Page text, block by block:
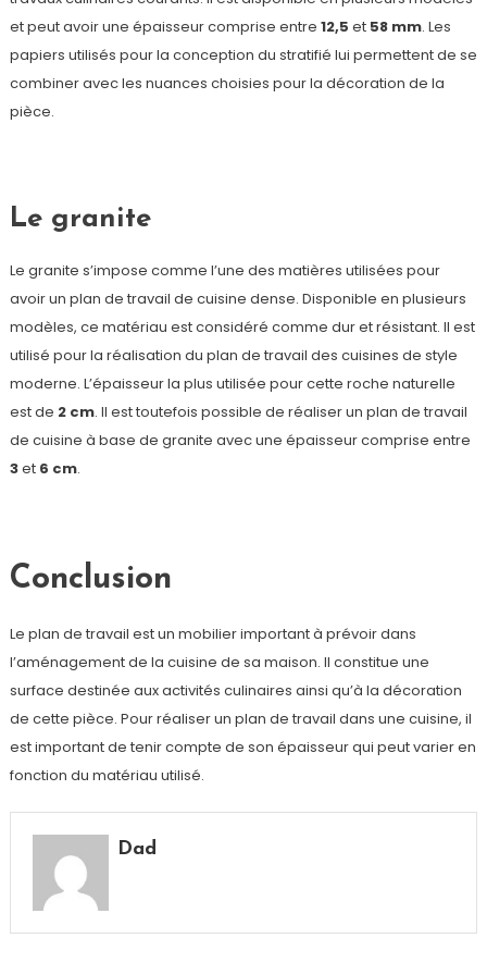
et peut avoir une épaisseur comprise entre 12,5 et 58 mm. Les
papiers utilisés pour la conception du stratifié lui permettent de se
combiner avec les nuances choisies pour la décoration de la
pièce.
Le granite
Le granite s’impose comme l’une des matières utilisées pour
avoir un plan de travail de cuisine dense. Disponible en plusieurs
modèles, ce matériau est considéré comme dur et résistant. Il est
utilisé pour la réalisation du plan de travail des cuisines de style
moderne. L’épaisseur la plus utilisée pour cette roche naturelle
est de 2 cm. Il est toutefois possible de réaliser un plan de travail
de cuisine à base de granite avec une épaisseur comprise entre
3et 6 cm.
Conclusion
Le plan de travail est un mobilier important à prévoir dans
l’aménagement de la cuisine de sa maison. Il constitue une
surface destinée aux activités culinaires ainsi qu’à la décoration
de cette pièce. Pour réaliser un plan de travail dans une cuisine, il
est important de tenir compte de son épaisseur qui peut varier en
fonction du matériau utilisé.
Dad